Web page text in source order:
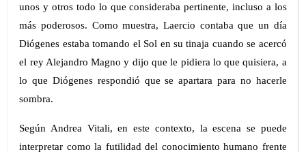
unos y otros todo lo que consideraba pertinente, incluso a los
más poderosos. Como muestra, Laercio contaba que un día
Diógenes estaba tomando el Sol en su tinaja cuando se acercó
el rey Alejandro Magno y dijo que le pidiera lo que quisiera, a
lo que Diógenes respondió que se apartara para no hacerle
sombra.
Según Andrea Vitali, en este contexto, la escena se puede
interpretar como la futilidad del conocimiento humano frente